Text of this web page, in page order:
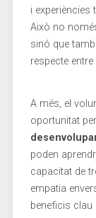
i experiències
Això no
sinó que
respecte
A més, el
oportunitat
poden
capacitat⁣ de
empatia⁤
beneficis clau